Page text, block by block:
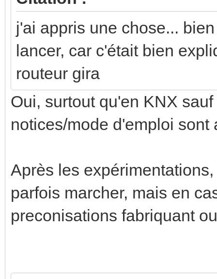
j'ai appris une chose...
lancer, car c'était bien
routeur gira
Oui, surtout qu'en KNX
notices/mode d'emploi
Après les
parfois marcher, mais en
preconisations fabriquant